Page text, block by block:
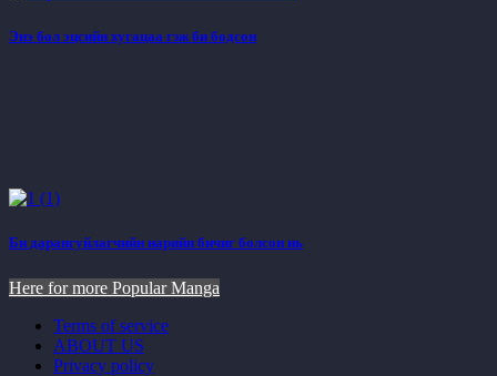
Энэ бол эцсийн хугацаа гэж би бодсон
Би дарангуйлагчийн нарийн бичиг болсон нь
Here for more Popular Manga
Terms of service
ABOUT US
Privacy policy